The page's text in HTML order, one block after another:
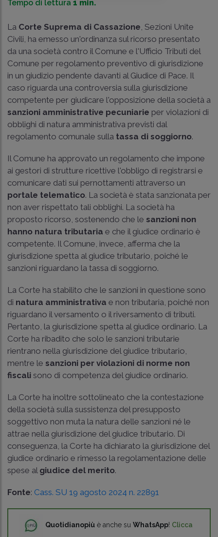
Tempo di lettura 1 min.
La Corte Suprema di Cassazione , Sezioni Unite
Civili, ha emesso un'ordinanza sul ricorso presentato
da una società contro il Comune e l'Ufficio Tributi del
Comune per regolamento preventivo di giurisdizione
in un giudizio pendente davanti al Giudice di Pace. Il
caso riguarda una controversia sulla giurisdizione
competente per giudicare l'opposizione della società a
sanzioni amministrative pecuniarie per violazioni di
obblighi di natura amministrativa previsti dal
regolamento comunale sulla tassa di soggiorno.
Il Comune ha approvato un regolamento che impone
ai gestori di strutture ricettive l'obbligo di registrarsi e
comunicare dati sui pernottamenti attraverso un
portale telematico. La società è stata sanzionata per
non aver rispettato tali obblighi. La società ha
proposto ricorso, sostenendo che le sanzioni non
hanno natura tributaria e che il giudice ordinario è
competente. Il Comune, invece, afferma che la
giurisdizione spetta al giudice tributario, poiché le
sanzioni riguardano la tassa di soggiorno.
La Corte ha stabilito che le sanzioni in questione sono
di natura amministrativa e non tributaria, poiché non
riguardano il versamento o il riversamento di tributi.
Pertanto, la giurisdizione spetta al giudice ordinario. La
Corte ha ribadito che solo le sanzioni tributarie
rientrano nella giurisdizione del giudice tributario,
mentre le sanzioni per violazioni di norme non
fiscali sono di competenza del giudice ordinario.
La Corte ha inoltre sottolineato che la contestazione
della società sulla sussistenza del presupposto
soggettivo non muta la natura delle sanzioni né le
attrae nella giurisdizione del giudice tributario. Di
conseguenza, la Corte ha dichiarato la giurisdizione del
giudice ordinario e rimesso la regolamentazione delle
spese al giudice del merito.
Fonte: Cass. SU 19 agosto 2024 n. 22891
Quotidianopiù è anche su WhatsApp! Clicca